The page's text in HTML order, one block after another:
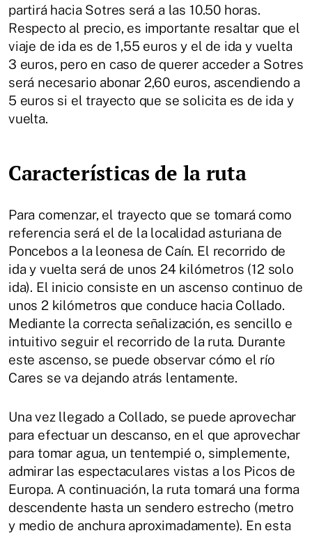
partirá hacia Sotres será a las 10.50 horas.
Respecto al precio, es importante resaltar que el
viaje de ida es de 1,55 euros y el de ida y vuelta
3 euros, pero en caso de querer acceder a Sotres
será necesario abonar 2,60 euros, ascendiendo a
5 euros si el trayecto que se solicita es de ida y
vuelta.
Características de la ruta
Para comenzar, el trayecto que se tomará como
referencia será el de la localidad asturiana de
Poncebos a la leonesa de Caín. El recorrido de
ida y vuelta será de unos 24 kilómetros (12 solo
ida). El inicio consiste en un ascenso continuo de
unos 2 kilómetros que conduce hacia Collado.
Mediante la correcta señalización, es sencillo e
intuitivo seguir el recorrido de la ruta. Durante
este ascenso, se puede observar cómo el río
Cares se va dejando atrás lentamente.
Una vez llegado a Collado, se puede aprovechar
para efectuar un descanso, en el que aprovechar
para tomar agua, un tentempié o, simplemente,
admirar las espectaculares vistas a los Picos de
Europa. A continuación, la ruta tomará una forma
descendente hasta un sendero estrecho (metro
y medio de anchura aproximadamente). En esta